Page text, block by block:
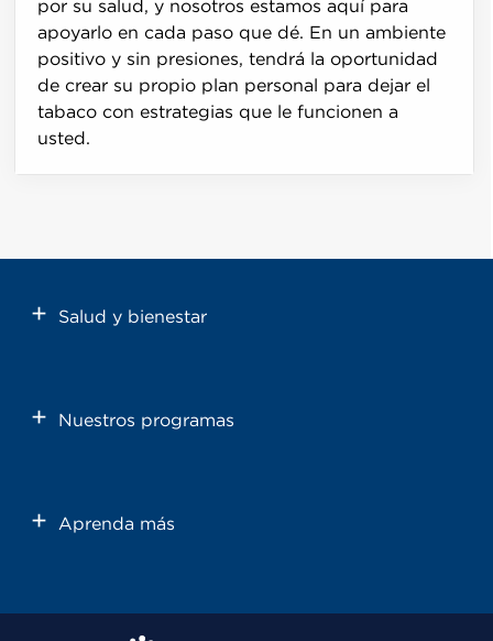
por su salud, y nosotros estamos aquí para
apoyarlo en cada paso que dé. En un ambiente
positivo y sin presiones, tendrá la oportunidad
de crear su propio plan personal para dejar el
tabaco con estrategias que le funcionen a
usted.
Salud y bienestar
Nuestros programas
Aprenda más